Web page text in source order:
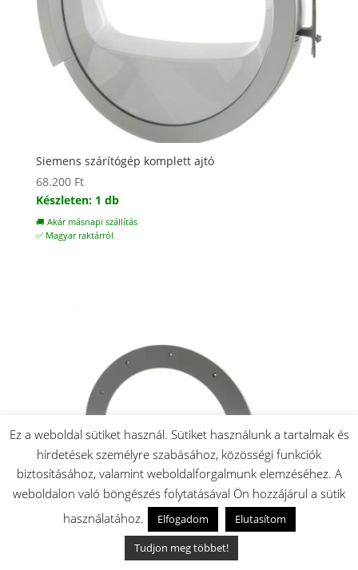
Siemens szárítógép komplett ajtó
68.200 Ft
Készleten: 1 db
🚚 Akár másnapi szállítás
✅ Magyar raktárról
Ez a weboldal sütiket használ. Sütiket használunk a tartalmak és
hirdetések személyre szabásához, közösségi funkciók
biztosításához, valamint weboldalforgalmunk elemzéséhez. A
weboldalon való böngészés folytatásával Ön hozzájárul a sütik
használatához.
Elfogadom
Elutasítom
Tudjon meg többet!